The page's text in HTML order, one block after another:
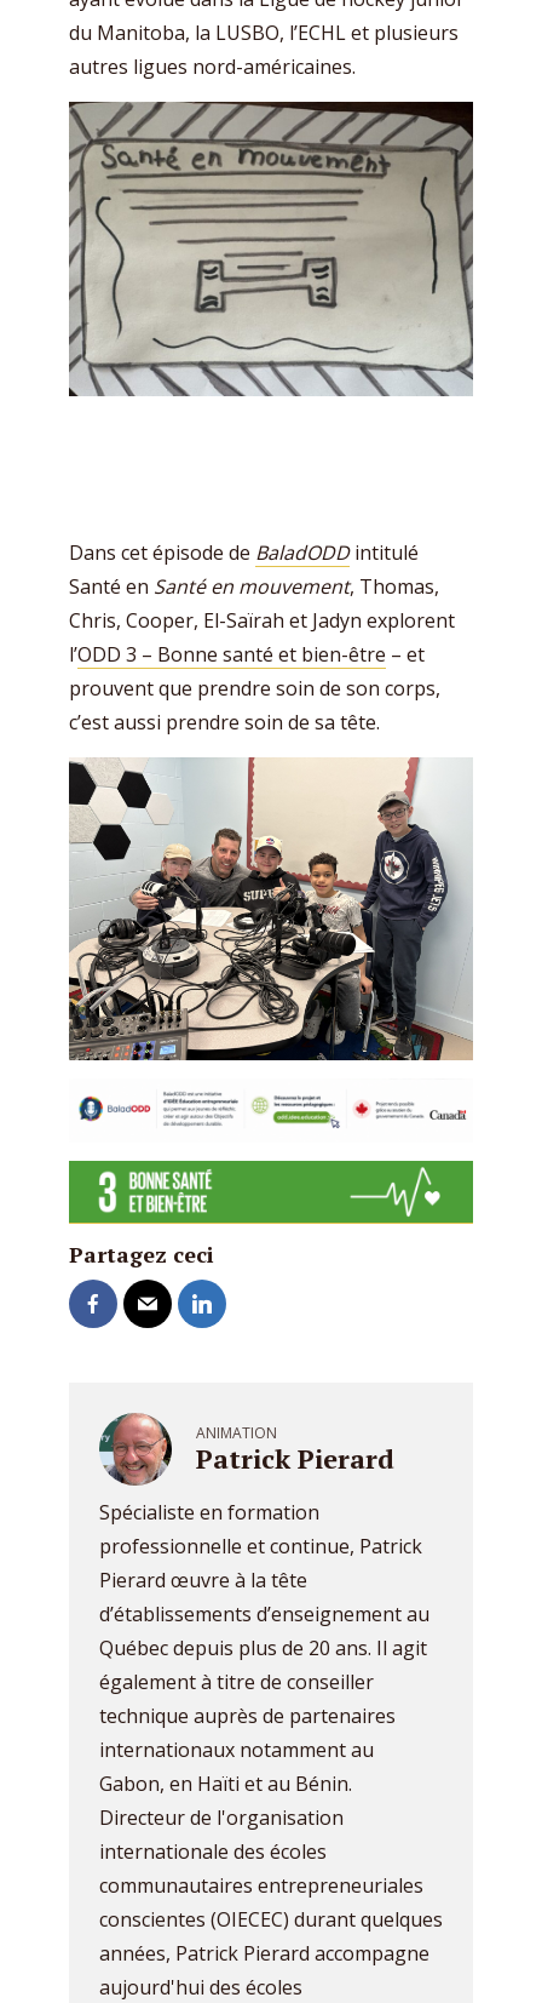
du Manitoba, la LUSBO, l’ECHL et plusieurs
autres ligues nord-américaines.
Dans cet épisode de BaladODDintitulé
Santé en Santé en mouvement, Thomas,
Chris, Cooper, El-Saïrah et Jadyn explorent
l’ODD 3 – Bonne santé et bien-être – et
prouvent que prendre soin de son corps,
c’est aussi prendre soin de sa tête.
Partagez ceci
ANIMATION
Patrick Pierard
Spécialiste en formation
professionnelle et continue, Patrick
Pierard œuvre à la tête
d’établissements d’enseignement au
Québec depuis plus de 20 ans. Il agit
également à titre de conseiller
technique auprès de partenaires
internationaux notamment au
Gabon, en Haïti et au Bénin.
Directeur de l'organisation
internationale des écoles
communautaires entrepreneuriales
conscientes (OIECEC) durant quelques
années, Patrick Pierard accompagne
aujourd'hui des écoles